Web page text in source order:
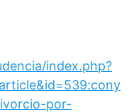
index.php?
por-